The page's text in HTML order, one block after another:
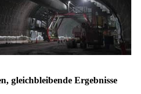
gleichbleibende Ergebnisse